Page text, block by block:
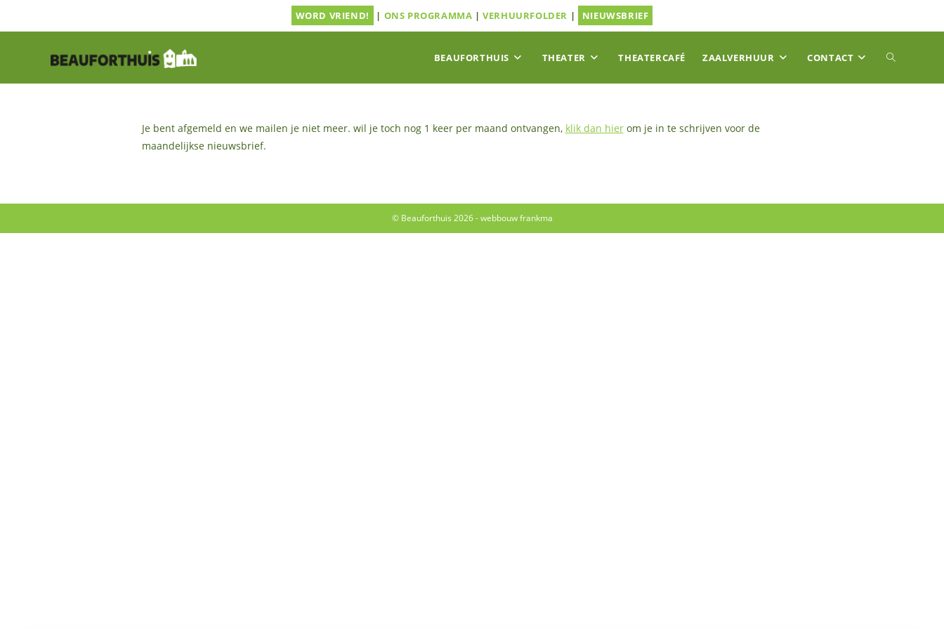
WORD VRIEND! | ONS PROGRAMMA |VERHUURFOLDER | NIEUWSBRIEF
BEAUFORTHUIS THEATER THEATERCAFÉ ZAALVERHUUR CONTACT TOGGLE
Je bent afgemeld en we mailen je niet meer. wil je toch nog 1 keer per maand ontvangen, klik dan hierom je in te schrijven voor de
maandelijkse nieuwsbrief.
© Beauforthuis 2026 - webbouwfrankma